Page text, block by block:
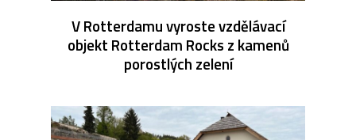
V Rotterdamu vyroste vzdělávací
objekt Rotterdam Rocks z kamenů
porostlých zelení